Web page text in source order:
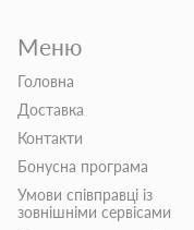
Меню
Головна
Доставка
Контакти
Бонусна програма
Умови співправці із
зовнішніми сервісами